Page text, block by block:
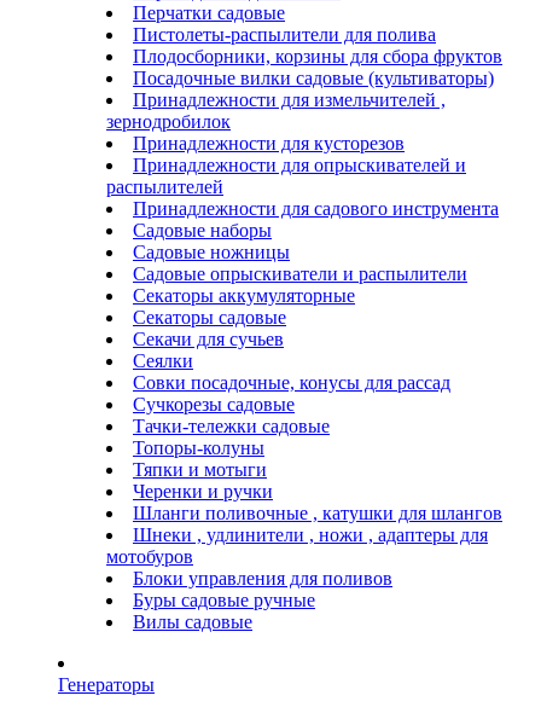
Перчатки садовые
Пистолеты-распылители для полива
Плодосборники, корзины для сбора фруктов
Посадочные вилки садовые (культиваторы)
Принадлежности для измельчителей ,
зернодробилок
Принадлежности для кусторезов
Принадлежности для опрыскивателей и
распылителей
Принадлежности для садового инструмента
Садовые наборы
Садовые ножницы
Садовые опрыскиватели и распылители
Секаторы аккумуляторные
Секаторы садовые
Секачи для сучьев
Сеялки
Совки посадочные, конусы для рассад
Сучкорезы садовые
Тачки-тележки садовые
Топоры-колуны
Тяпки и мотыги
Черенки и ручки
Шланги поливочные , катушки для шлангов
Шнеки , удлинители , ножи , адаптеры для
мотобуров
Блоки управления для поливов
Буры садовые ручные
Вилы садовые
Генераторы